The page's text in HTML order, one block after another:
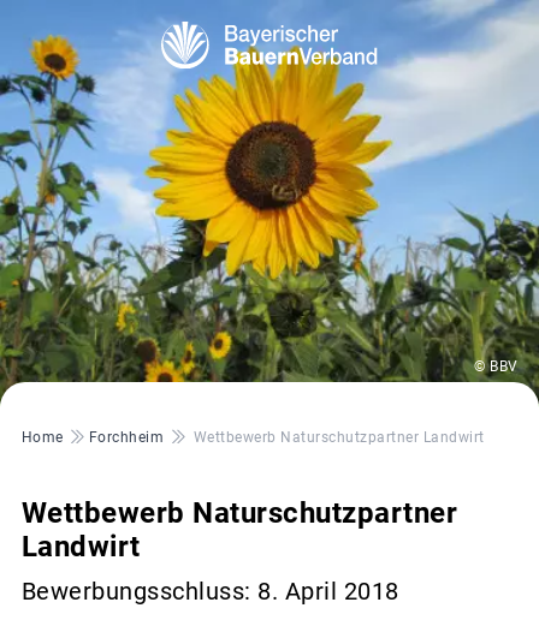
© BBV
Pfadnavigation
Home Forchheim Wettbewerb Naturschutzpartner Landwirt
Wettbewerb Naturschutzpartner
Landwirt
Bewerbungsschluss: 8. April 2018